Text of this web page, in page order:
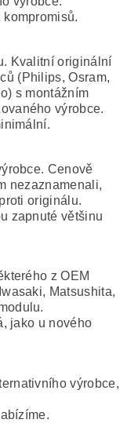
Kvalitní originální
(Philips, Osram,
s montážním
výrobce.
Cenově
nezaznamenali,
originálu.
zapnuté většinu
z OEM
Matsushita,
jako u nového
výrobce,